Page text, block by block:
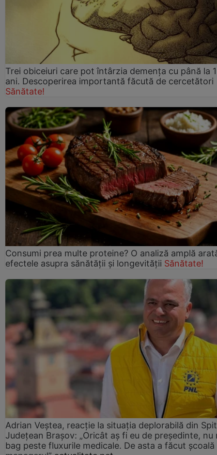
Trei obiceiuri care pot întârzia demența cu până la
ani. Descoperirea importantă făcută de cercetători
Sănătate!
Consumi prea multe proteine? O analiză amplă
efectele asupra sănătății și longevității Sănătate!
Adrian Veștea, reacție la situația deplorabilă din
Județean Brașov: „Oricât aș fi eu de președinte, nu
bag peste fluxurile medicale. De asta a făcut școală